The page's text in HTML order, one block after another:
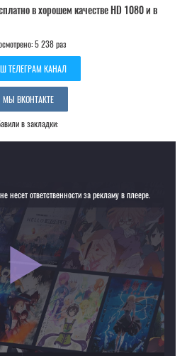
в хорошем качестве HD 1080 и в
5 238 раз
ТЕЛЕГРАМ КАНАЛ
МЫ ВКОНТАКТЕ
в закладки:
несет ответственности за рекламу в плеере.
или выберите другой плеер!
установить VPN